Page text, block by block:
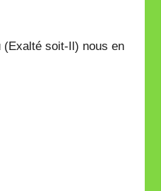
(Exalté soit-Il) nous en